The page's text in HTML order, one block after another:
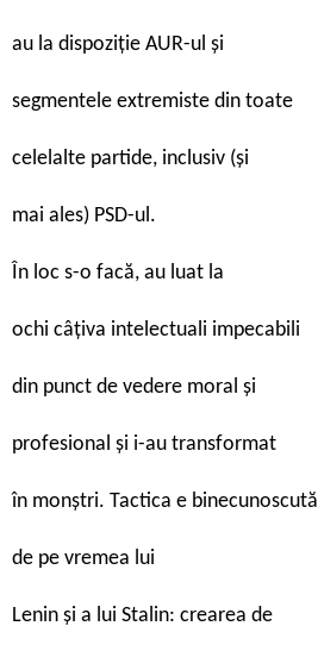
au la dispoziție AUR-ul și
segmentele extremiste din toate
celelalte partide, inclusiv (și
mai ales) PSD-ul.
În loc s-o facă, au luat la
ochi câțiva intelectuali impecabili
din punct de vedere moral și
profesional și i-au transformat
în monștri. Tactica e binecunoscută
de pe vremea lui
Lenin și a lui Stalin: crearea de